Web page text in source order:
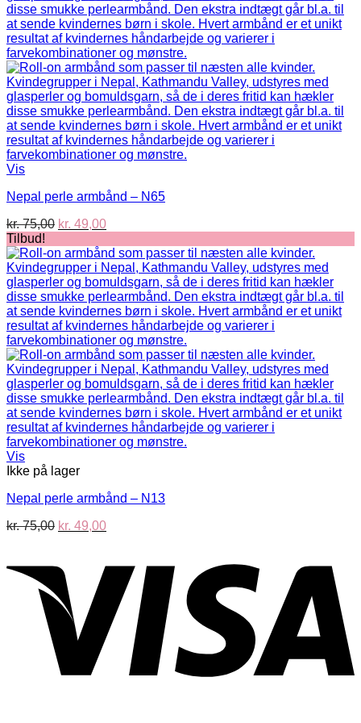
Vis
Nepal perle armbånd – N65
kr.75,00 Den
pris
var:
kr. 75,00.
kr. 49,00Den
pris
er:
kr. 49,00.
Tilbud!
Vis
Ikke på lager
Nepal perle armbånd – N13
kr.75,00 Den
var:
kr. 75,00.
kr. 49,00Den
er:
kr. 49,00.